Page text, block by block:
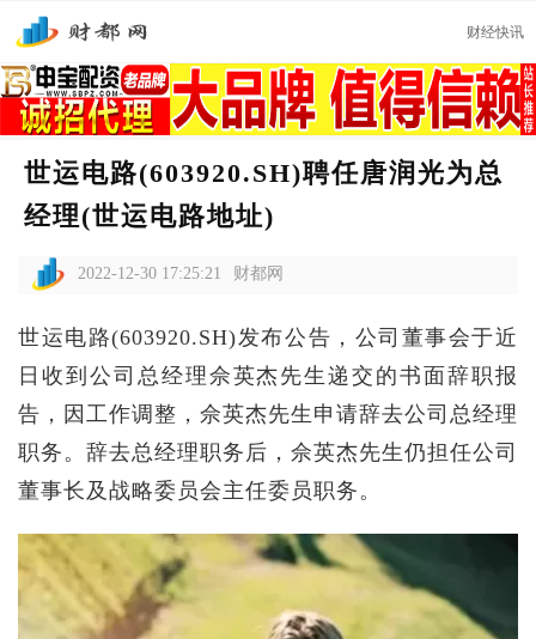
财经快讯
世运电路(603920.SH)聘任唐润光为总
经理(世运电路地址)
2022-12-30 17:25:21 财都网
世运电路(603920.SH)发布公告，公司董事会于近
日收到公司总经理佘英杰先生递交的书面辞职报
告，因工作调整，佘英杰先生申请辞去公司总经理
职务。辞去总经理职务后，佘英杰先生仍担任公司
董事长及战略委员会主任委员职务。